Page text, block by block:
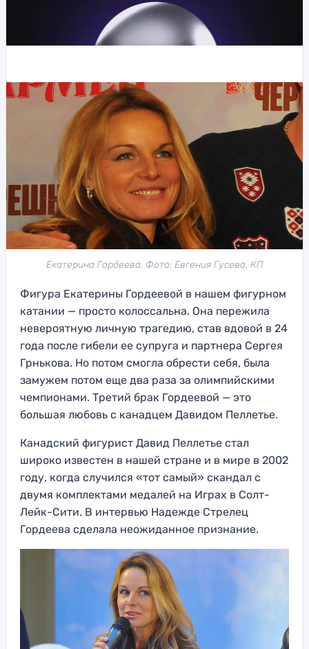
Екатерина Гордеева. Фото: Евгения Гусева, КП
Фигура Екатерины Гордеевой в нашем фигурном
катании — просто колоссальна. Она пережила
невероятную личную трагедию, став вдовой в 24
года после гибели ее супруга и партнера Сергея
Грнькова. Но потом смогла обрести себя, была
замужем потом еще два раза за олимпийскими
чемпионами. Третий брак Гордеевой — это
большая любовь с канадцем Давидом Пеллетье.
Канадский фигурист Давид Пеллетье стал
широко известен в нашей стране и в мире в 2002
году, когда случился «тот самый» скандал с
двумя комплектами медалей на Играх в Солт-
Лейк-Сити. В интервью Надежде Стрелец
Гордеева сделала неожиданное признание.